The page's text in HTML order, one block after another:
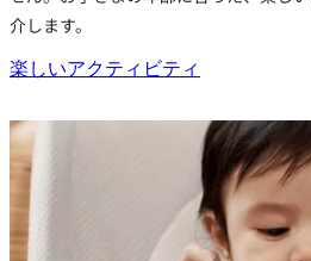
介します。
楽しいアクティビティ